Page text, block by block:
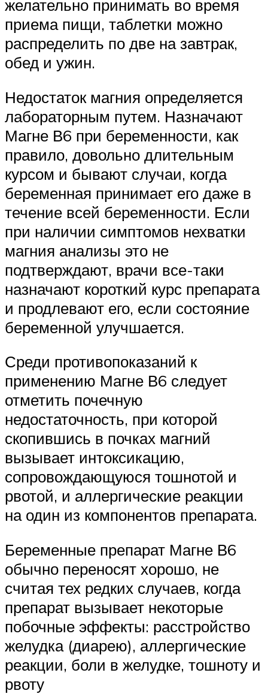
желательно принимать во время
приема пищи, таблетки можно
распределить по две на завтрак,
обед и ужин.
Недостаток магния определяется
лабораторным путем. Назначают
Магне В6 при беременности, как
правило, довольно длительным
курсом и бывают случаи, когда
беременная принимает его даже в
течение всей беременности. Если
при наличии симптомов нехватки
магния анализы это не
подтверждают, врачи все-таки
назначают короткий курс препарата
и продлевают его, если состояние
беременной улучшается.
Среди противопоказаний к
применению Магне В6 следует
отметить почечную
недостаточность, при которой
скопившись в почках магний
вызывает интоксикацию,
сопровождающуюся тошнотой и
рвотой, и аллергические реакции
на один из компонентов препарата.
Беременные препарат Магне В6
обычно переносят хорошо, не
считая тех редких случаев, когда
препарат вызывает некоторые
побочные эффекты: расстройство
желудка (диарею), аллергические
реакции, боли в желудке, тошноту и
рвоту